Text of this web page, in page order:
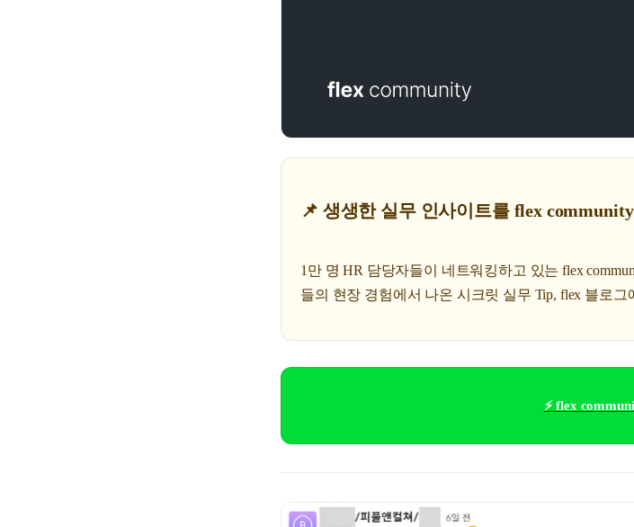
📌 생생한 실무 인사이트를 flex
1만 명 HR 담당자들이 네트워킹하고 있는 flex
들의 현장 경험에서 나온 시크릿 실무 Tip, flex 블로그
⚡ flex